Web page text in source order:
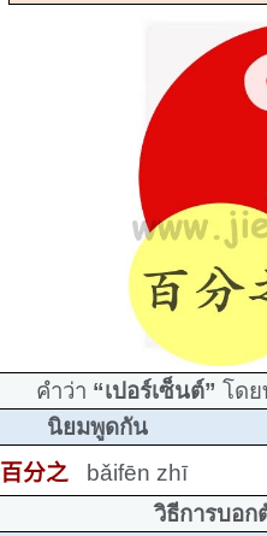
คำว่า “เปอร์เซ็นต์” โดย
นิยมพูดกัน
百分之
bǎifēn zhī
วิธีการบอก